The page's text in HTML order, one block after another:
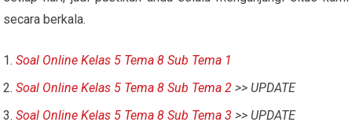
secara berkala.
Soal Online Kelas 5 Tema 8 Sub Tema 1
Soal Online Kelas 5 Tema 8 Sub Tema 2 >> UPDATE
Soal Online Kelas 5 Tema 8 Sub Tema 3 >> UPDATE